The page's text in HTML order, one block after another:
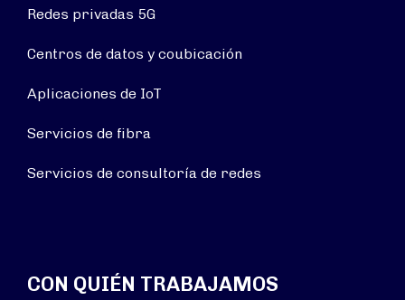
Redes privadas 5G
Centros de datos y coubicación
Aplicaciones de IoT
Servicios de fibra
Servicios de consultoría de redes
CON QUIÉN TRABAJAMOS